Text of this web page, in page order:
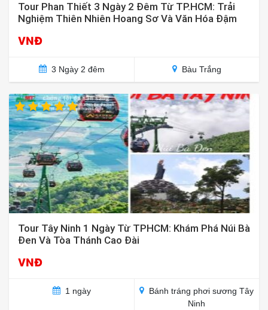
Tour Phan Thiết 3 Ngày 2 Đêm Từ TP.HCM: Trải
Nghiệm Thiên Nhiên Hoang Sơ Và Văn Hóa Đậm
VNĐ
3 Ngày 2 đêm Bàu Trắng
Tour Tây Ninh 1 Ngày Từ TPHCM: Khám Phá Núi Bà
Đen Và Tòa Thánh Cao Đài
VNĐ
1 ngày
Bánh tráng phơi sương Tây
Ninh